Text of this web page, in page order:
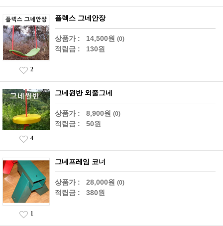
플렉스 그네안장
상품가 : 14,500원 (0)
적립금 : 130원
2
그네원반 외줄그네
상품가 : 8,900원 (0)
적립금 : 50원
4
그네프레임 코너
상품가 : 28,000원 (0)
적립금 : 380원
1